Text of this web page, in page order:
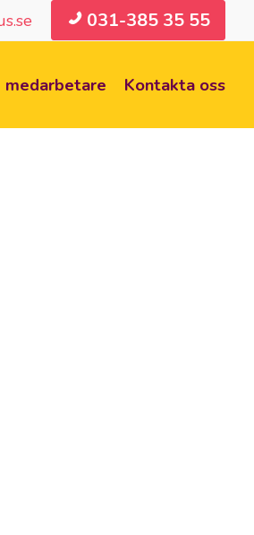
031-385 35 55
medarbetare Kontakta oss